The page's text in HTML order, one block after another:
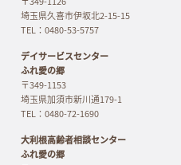
埼玉県久喜市伊坂北2-15-15
TEL：0480-53-5757
デイサービスセンター
ふれ愛の郷
〒349-1153
埼玉県加須市新川通179-1
TEL：0480-72-1690
大利根高齢者相談センター
ふれ愛の郷